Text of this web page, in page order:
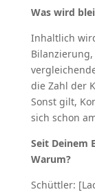
Was wird
Inhaltlich
die Zahl der
Sonst gilt,
sich schon
Seit Deinem
Warum?
Schüttler: